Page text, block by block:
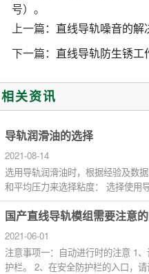
号）。
上一篇： 直线导轨噪音的解
下一篇： 直线导轨防生锈工
相关资讯
导轨润滑油的选择
2021-08-14
选用导轨润滑油时，根据经验及数
和平均压力来选择粘度： 选择使用
实际应用...
国产直线导轨模组需要注意
2021-06-01
注意事项一：自动进行时的注意 1
护栏。 2、在安全防护栏的入口，